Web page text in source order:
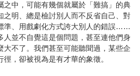
之中，可能有幾個就屬於「難搞」的典
之明、總是檢討別人而不反省自己、對
準、用戲劇化方式誇大別人的錯誤……
人並不自覺這是個問題，甚至連他們身
大不了。我們甚至可能聽聞過，某些企
，卻被視為是有才華的象徵。